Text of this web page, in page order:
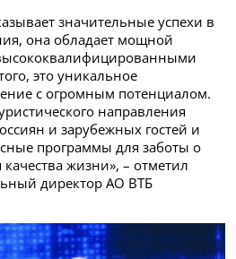
значительные успехи в
она обладает мощной
это уникальное
с огромным потенциалом.
направления
и зарубежных гостей и
программы для заботы о
жизни», – отметил
директор АО ВТБ